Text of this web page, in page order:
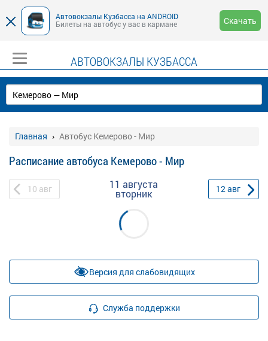
Автовокзалы Кузбасса на ANDROID
Билеты на автобус у вас в кармане
Скачать
АВТОВОКЗАЛЫ КУЗБАССА
Главная Автобус Кемерово - Мир
Расписание автобуса Кемерово - Мир
10 авг 11 августа
вторник 12авг
Версия для слабовидящих
Служба поддержки